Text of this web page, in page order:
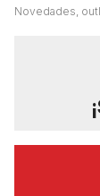
Novedades,